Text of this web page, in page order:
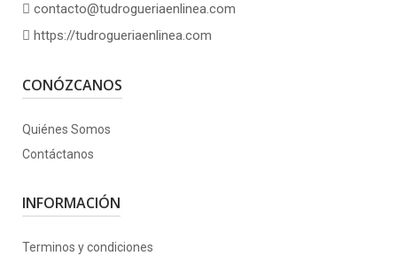
contacto@tudrogueriaenlinea.com
https://tudrogueriaenlinea.com
CONÓZCANOS
Quiénes Somos
Contáctanos
INFORMACIÓN
Terminos y condiciones